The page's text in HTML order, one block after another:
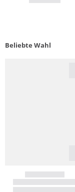
Beliebte Wahl